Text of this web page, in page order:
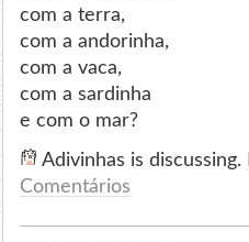
com a terra,
com a andorinha,
com a vaca,
com a sardinha
e com o mar?
Adivinhas is discussing.
Comentários